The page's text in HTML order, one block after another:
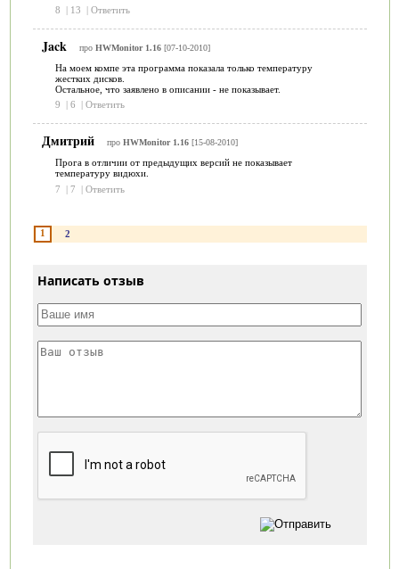
8
| 13 | Ответить
Jack про HWMonitor 1.16[07-10-2010]
На моем компе эта программа показала только температуру
жестких дисков.
Остальное, что заявлено в описании - не показывает.
9
| 6 | Ответить
Дмитрий про HWMonitor 1.16[15-08-2010]
Прога в отличии от предыдущих версий не показывает
температуру видюхи.
7
| 7 | Ответить
1 2
Написать отзыв